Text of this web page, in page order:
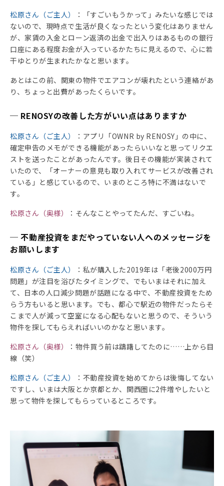
松原さん（ご主人）
：「すごいもうかって」みたいな感じでは
ないので、現時点で生活が良くなったという変化はありません
が、家賃の入金とローン返済の出金で出入りはあるものの銀行
口座にある程度お金が入っているかたちに見えるので、心に若
干ゆとりが生まれたかなと思います。
あとはこの前、関東の物件でエアコンが壊れたという連絡があ
り、ちょっと出費があったくらいです。
─ RENOSYの改善した方がいい点はありますか
松原さん（ご主人）
：アプリ「OWNR by RENOSY」の中に、
確定申告のメモができる機能があったらいいなと思ってリクエ
ストを送ったことがあったんです。後日その機能が実装されて
いたので、「オーナーの意見も取り入れてサービスが改善され
ている」と感じているので、いまのところ特に不満はないで
す。
松原さん（奥様）
：そんなことやってたんだ、すごいね。
─ 不動産投資をまだやっていない人へのメッセージを
お願いします
松原さん（ご主人）
：私が購入した2019年は「老後2000万円
問題」が注目を浴びたタイミングで、でもいまはそれに加え
て、日本の人口減少問題が話題になる中で、不動産投資をため
らう方もいると思います。でも、都心で駅近の物件だったらそ
こまで人が減って空室になる心配もないと思うので、そういう
物件を探してもらえればいいのかなと思います。
松原さん（奥様）
：物件買う前は躊躇してたのに……上から目
線（笑）
松原さん（ご主人）
：不動産投資を始めてからは後悔してない
ですし、いまは大阪とか京都とか、関西圏に2件増やしたいと
思って物件を探してもらっているところです。